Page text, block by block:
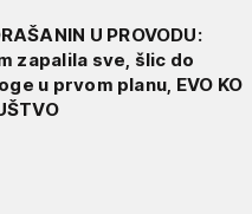
U PROVODU:
zapalila sve, šlic do
u prvom planu, EVO KO